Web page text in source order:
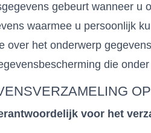
gebeurt wanneer u
waarmee u persoonlijk
over het onderwerp
die
voor het